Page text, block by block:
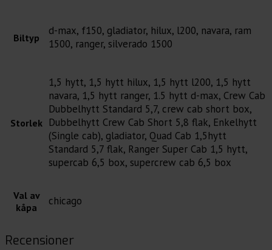
Biltyp
d-max, f150, gladiator, hilux, l200, navara, ram
1500, ranger, silverado 1500
Storlek
1,5 hytt, 1,5 hytt hilux, 1,5 hytt l200, 1,5 hytt
navara, 1,5 hytt ranger, 1.5 hytt d-max, Crew Cab
Dubbelhytt Standard 5,7, crew cab short box,
Dubbelhytt Crew Cab Short 5,8 flak, Enkelhytt
(Single cab), gladiator, Quad Cab 1,5hytt
Standard 5,7 flak, Ranger Super Cab 1,5 hytt,
supercab 6,5 box, supercrew cab 6,5 box
Val av
kåpa
chicago
Recensioner